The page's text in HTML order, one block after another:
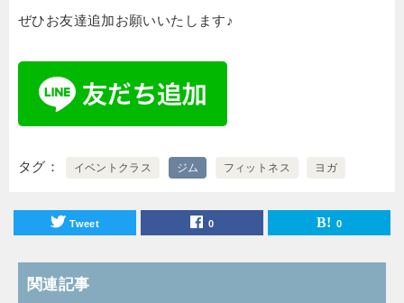
ぜひお友達追加お願いいたします♪
タグ イベントクラス ジム フィットネス ヨガ
Tweet 0 0
関連記事